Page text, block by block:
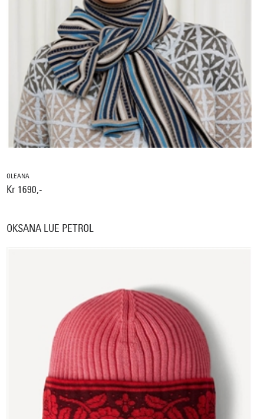
OLEANA
Kr 1690,-
OKSANA LUE PETROL